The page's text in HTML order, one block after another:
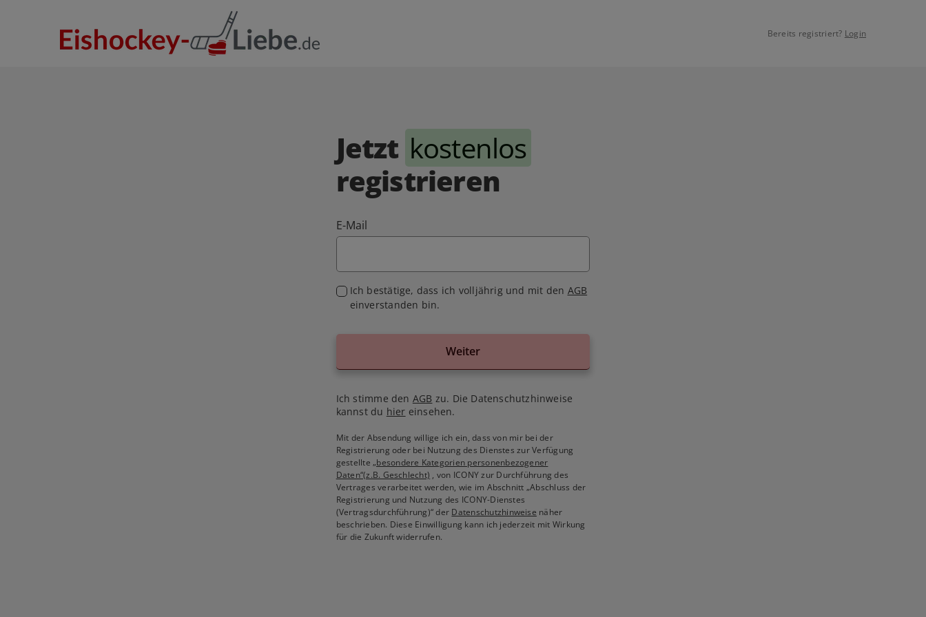
Bereits registriert? Login
Jetzt kostenlos
registrieren
E-Mail
Ich bestätige, dass ich volljährig und mit den AGB
einverstanden bin.
Weiter
Ich stimme den AGB zu. Die Datenschutzhinweise
kannst du hier einsehen.
Mit der Absendung willige ich ein, dass von mir bei der
Registrierung oder bei Nutzung des Dienstes zur Verfügung
gestellte„besondere Kategorien personenbezogener
Daten“(z.B. Geschlecht) , von ICONY zur Durchführung des
Vertrages verarbeitet werden, wie im Abschnitt „Abschluss der
Registrierung und Nutzung des ICONY-Dienstes
(Vertragsdurchführung)“ der Datenschutzhinweise näher
beschrieben. Diese Einwilligung kann ich jederzeit mit Wirkung
für die Zukunft widerrufen.